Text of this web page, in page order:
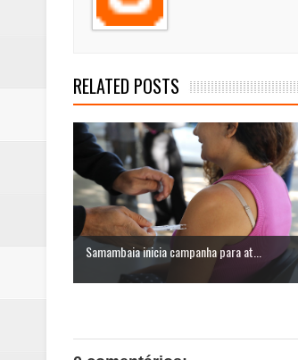
RELATED POSTS
Samambaia inicia campanha para at...